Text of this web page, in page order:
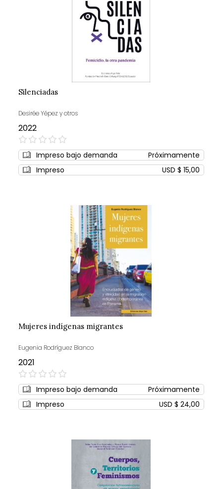
Silenciadas
Desirée Yépez y otros
2022
0%
Impreso bajo demanda
Próximamente
Impreso
USD $ 15,00
Mujeres indígenas migrantes
Eugenia Rodríguez Blanco
2021
0%
Impreso bajo demanda
Próximamente
Impreso
USD $ 24,00